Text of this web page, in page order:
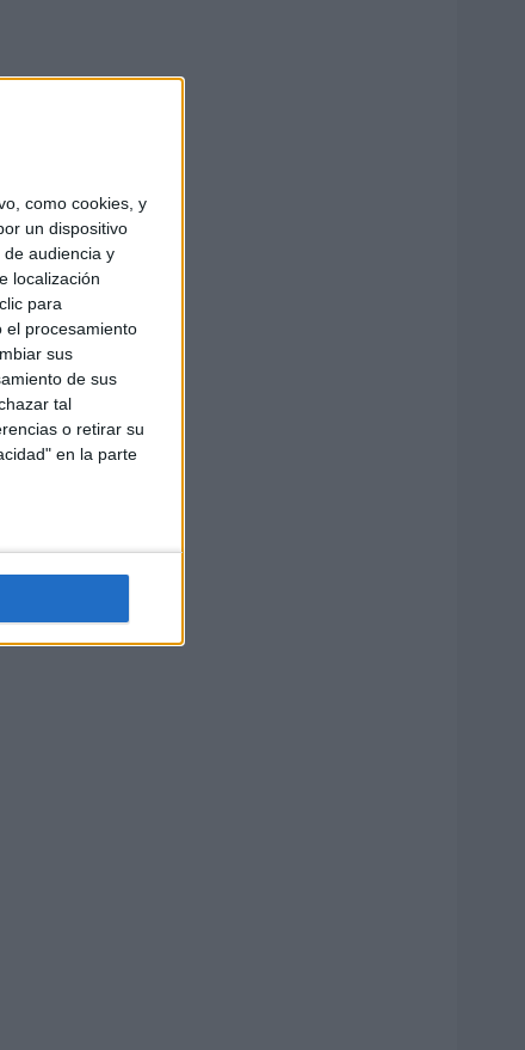
como cookies, y
un dispositivo
audiencia y
localización
para
el procesamiento
sus
de sus
tal
o retirar su
en la parte